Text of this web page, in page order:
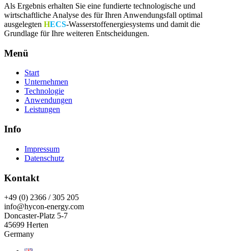
Als Ergebnis erhalten Sie eine fundierte technologische und
wirtschaftliche Analyse des für Ihren Anwendungsfall optimal
ausgelegten HECS-Wasserstoff­energiesystems und damit die
Grundlage für Ihre weiteren Entscheidungen.
Menü
Start
Unternehmen
Technologie
Anwendungen
Leistungen
Info
Impressum
Datenschutz
Kontakt
+49 (0) 2366 / 305 205
info@hycon-energy.com
Doncaster-Platz 5-7
45699 Herten
Germany